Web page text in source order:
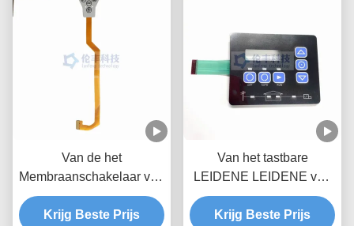
Van de het
Membraanschakelaar van
kringsfpc Groene LEIDEN
UVdeklaag Waterdicht
Krijg Beste Prijs
Van het tastbare
LEIDENE LEIDENE van
pvc van PC
Membraantoetsenbord
Krijg Beste Prijs